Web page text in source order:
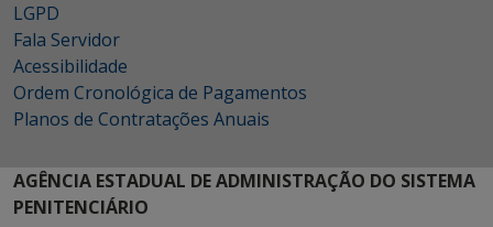
LGPD
Fala Servidor
Acessibilidade
Ordem Cronológica de Pagamentos
Planos de Contratações Anuais
AGÊNCIA ESTADUAL DE ADMINISTRAÇÃO DO SISTEMA
PENITENCIÁRIO